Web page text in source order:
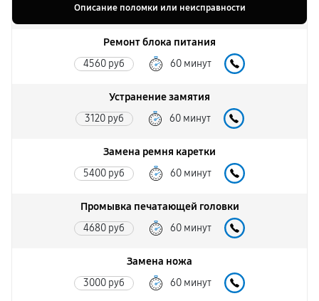
Описание поломки или неисправности
Ремонт блока питания
4560 руб 60 минут
Устранение замятия
3120 руб 60 минут
Замена ремня каретки
5400 руб 60 минут
Промывка печатающей головки
4680 руб 60 минут
Замена ножа
3000 руб 60 минут